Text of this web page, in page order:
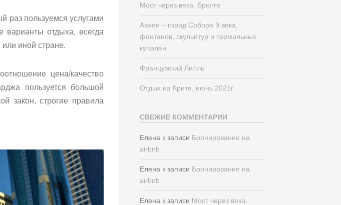
раз пользуемся услугами
варианты отдыха, всегда
иной стране.
цена/качество
пользуется большой
закон, строгие правила
Мост через века. Брюгге
Аахен – город Собора 9 века,
фонтанов, скульптур и термальных
купален
Французский Лилль
Отдых на Крите, июнь 2021г.
СВЕЖИЕ КОММЕНТАРИИ
Елена к записи Бронирование на
airbnb
Елена к записи Бронирование на
airbnb
Елена к записи Мост через века.